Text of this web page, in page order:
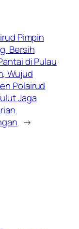
Pimpin
Bersih
di Pulau
Wujud
Polairud
Jaga
→